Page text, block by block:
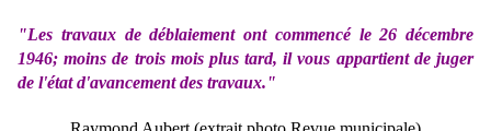
"Les travaux de déblaiement ont commencé le 26 décembre
1946; moins de trois mois plus tard, il vous appartient de juger
de l'état d'avancement des travaux."